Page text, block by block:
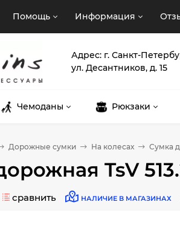
Помощь Информация
Адрес: г. Санкт-
ул. Десантников, д. 15
Чемоданы Рюкзаки
Дорожные сумки На колесах Сумка
TsV
сравнить НАЛИЧИЕ В МАГАЗИНАХ